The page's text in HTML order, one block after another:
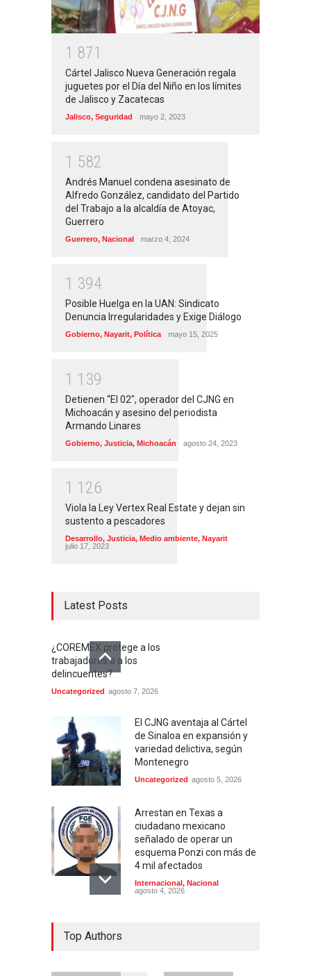
1 871
Cártel Jalisco Nueva Generación regala
juguetes por el Día del Niño en los límites
de Jalisco y Zacatecas
Jalisco, Seguridad mayo 2, 2023
1 582
Andrés Manuel condena asesinato de
Alfredo González, candidato del Partido
del Trabajo a la alcaldía de Atoyac,
Guerrero
Guerrero, Nacional marzo 4, 2024
1 394
Posible Huelga en la UAN: Sindicato
Denuncia Irregularidades y Exige Diálogo
Gobierno, Nayarit, Política mayo 15, 2025
1 1 39
Detienen “El 02″, operador del CJNG en
Michoacán y asesino del periodista
Armando Linares
Gobierno, Justicia, Michoacán agosto 24, 2023
1 1 26
Viola la Ley Vertex Real Estate y dejan sin
sustento a pescadores
Desarrollo, Justicia, Medio ambiente, Nayarit
julio 17, 2023
Latest Posts
¿COREMEX protege a los
trabajadores o a los
delincuentes?
Uncategorized agosto 7, 2026
El CJNG aventaja al Cártel
de Sinaloa en expansión y
variedad delictiva, según
Montenegro
Uncategorized agosto 5, 2026
Arrestan en Texas a
ciudadano mexicano
señalado de operar un
esquema Ponzi con más de
4 mil afectados
Internacional, Nacional
agosto 4, 2026
Top Authors